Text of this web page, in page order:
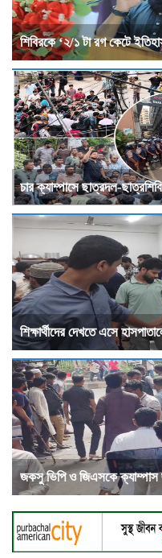
শিবিরকে ‘২/১ টা রগ কেটে
চার ক্যাম্পাসে ছাত্রদল-
শিক্ষার্থীদের দেখতে এসে
জকসু ভিপি ও জিএসকে ক্যাম্পাস